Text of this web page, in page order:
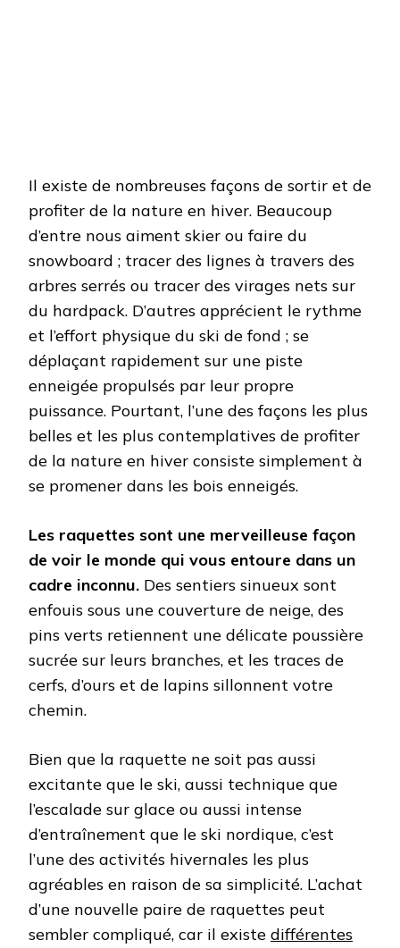
Il existe de nombreuses façons de sortir et de
profiter de la nature en hiver. Beaucoup
d’entre nous aiment skier ou faire du
snowboard ; tracer des lignes à travers des
arbres serrés ou tracer des virages nets sur
du hardpack. D’autres apprécient le rythme
et l’effort physique du ski de fond ; se
déplaçant rapidement sur une piste
enneigée propulsés par leur propre
puissance. Pourtant, l’une des façons les plus
belles et les plus contemplatives de profiter
de la nature en hiver consiste simplement à
se promener dans les bois enneigés.
Les raquettes sont une merveilleuse façon
de voir le monde qui vous entoure dans un
cadre inconnu. Des sentiers sinueux sont
enfouis sous une couverture de neige, des
pins verts retiennent une délicate poussière
sucrée sur leurs branches, et les traces de
cerfs, d’ours et de lapins sillonnent votre
chemin.
Bien que la raquette ne soit pas aussi
excitante que le ski, aussi technique que
l’escalade sur glace ou aussi intense
d’entraînement que le ski nordique, c’est
l’une des activités hivernales les plus
agréables en raison de sa simplicité. L’achat
d’une nouvelle paire de raquettes peut
sembler compliqué, car il existe différentes